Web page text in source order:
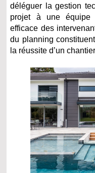
déléguer la gestion
projet à une équipe
efficace des
du planning
la réussite d’un